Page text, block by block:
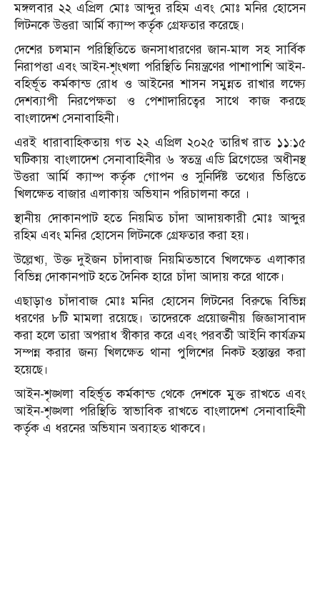
মঙ্গলবার ২২ এপ্রিল মোঃ আব্দুর রহিম এবং মোঃ মনির হোসেন
লিটনকে উত্তরা আর্মি ক্যাম্প কর্তৃক গ্রেফতার করেছে।
দেশের চলমান পরিস্থিতিতে জনসাধারণের জান-মাল সহ সার্বিক
নিরাপত্তা এবং আইন-শৃংখলা পরিস্থিতি নিয়ন্ত্রণের পাশাপাশি আইন-
বহির্ভূত কর্মকান্ড রোধ ও আইনের শাসন সমুন্নত রাখার লক্ষ্যে
দেশব্যাপী নিরপেক্ষতা ও পেশাদারিত্বের সাথে কাজ করছে
বাংলাদেশ সেনাবাহিনী।
এরই ধারাবাহিকতায় গত ২২ এপ্রিল ২০২৫ তারিখ রাত ১১:১৫
ঘটিকায় বাংলাদেশ সেনাবাহিনীর ৬ স্বতন্ত্র এডি ব্রিগেডের অধীনস্থ
উত্তরা আর্মি ক্যাম্প কর্তৃক গোপন ও সুনির্দিষ্ট তথ্যের ভিত্তিতে
খিলক্ষেত বাজার এলাকায় অভিযান পরিচালনা করে ।
স্থানীয় দোকানপাট হতে নিয়মিত চাঁদা আদায়কারী মোঃ আব্দুর
রহিম এবং মনির হোসেন লিটনকে গ্রেফতার করা হয়।
উল্লেখ্য, উক্ত দুইজন চাঁদাবাজ নিয়মিতভাবে খিলক্ষেত এলাকার
বিভিন্ন দোকানপাট হতে দৈনিক হারে চাঁদা আদায় করে থাকে।
এছাড়াও চাঁদাবাজ মোঃ মনির হোসেন লিটনের বিরুদ্ধে বিভিন্ন
ধরণের ৮টি মামলা রয়েছে। তাদেরকে প্রয়োজনীয় জিজ্ঞাসাবাদ
করা হলে তারা অপরাধ স্বীকার করে এবং পরবর্তী আইনি কার্যক্রম
সম্পন্ন করার জন্য খিলক্ষেত থানা পুলিশের নিকট হস্তান্তর করা
হয়েছে।
আইন-শৃঙ্খলা বহির্ভূত কর্মকান্ড থেকে দেশকে মুক্ত রাখতে এবং
আইন-শৃঙ্খলা পরিস্থিতি স্বাভাবিক রাখতে বাংলাদেশ সেনাবাহিনী
কর্তৃক এ ধরনের অভিযান অব্যাহত থাকবে।